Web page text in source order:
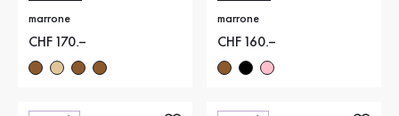
marrone
Nuovo prezzo
CHF 170.–
marrone
Nuovo prezzo
CHF 160.–